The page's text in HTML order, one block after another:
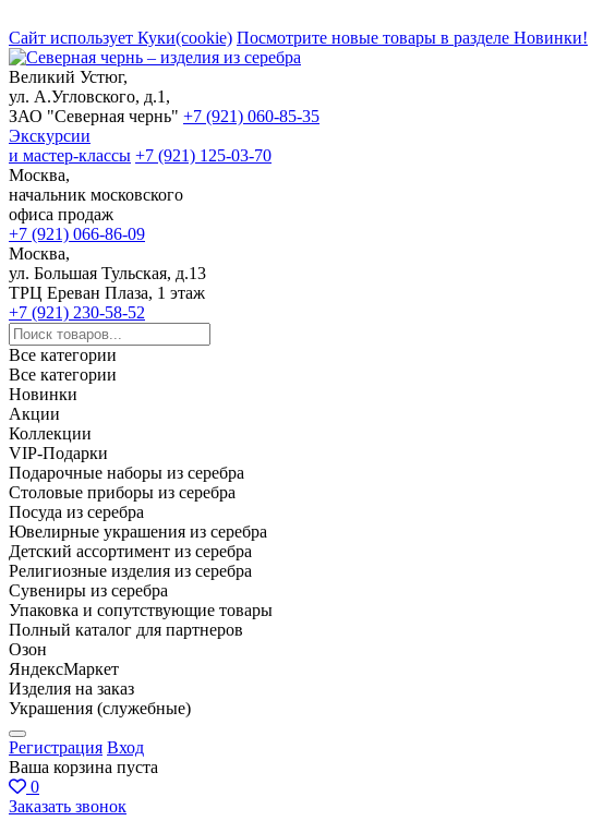
Сайт использует Куки(cookie) Посмотрите новые товары в разделе Новинки!
Великий Устюг,
ул. А.Угловского, д.1,
ЗАО "Северная чернь" +7 (921) 060-85-35
Экскурсии
и мастер-классы +7 (921) 125-03-70
Москва,
начальник московского
офиса продаж
+7 (921) 066-86-09
Москва,
ул. Большая Тульская, д.13
ТРЦ Ереван Плаза, 1 этаж
+7 (921) 230-58-52
Все категории
Все категории
Новинки
Акции
Коллекции
VIP-Подарки
Подарочные наборы из серебра
Столовые приборы из серебра
Посуда из серебра
Ювелирные украшения из серебра
Детский ассортимент из серебра
Религиозные изделия из серебра
Сувениры из серебра
Упаковка и сопутствующие товары
Полный каталог для партнеров
Озон
ЯндексМаркет
Изделия на заказ
Украшения (служебные)
Регистрация Вход
Ваша корзина пуста
0
Заказать звонок